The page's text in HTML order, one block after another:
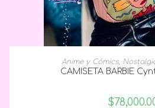
SELECCIONAR
Anime y Cómics,
CAMISETA BARBIE
$